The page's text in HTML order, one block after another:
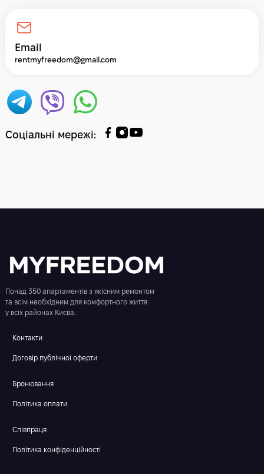
Email
rentmyfreedom@gmail.com
Соціальні мережі:
Понад 350 апартаментів з якісним ремонтом
та всім необхідним для комфортного життя
у всіх районах Києва.
Контакти
Договір публічної оферти
Бронювання
Політика оплати
Співпраця
Політика конфіденційності